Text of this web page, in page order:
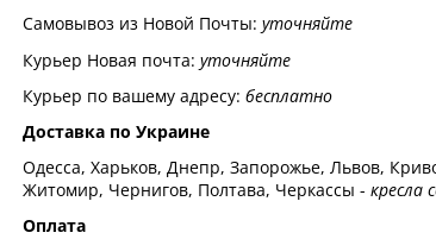
Самовывоз из Новой Почты: уточняйте
Курьер Новая почта: уточняйте
Курьер по вашему адресу: бесплатно
Доставка по Украине
Одесса, Харьков, Днепр, Запорожье, Львов,
Житомир, Чернигов, Полтава, Черкассы - кресла
Оплата